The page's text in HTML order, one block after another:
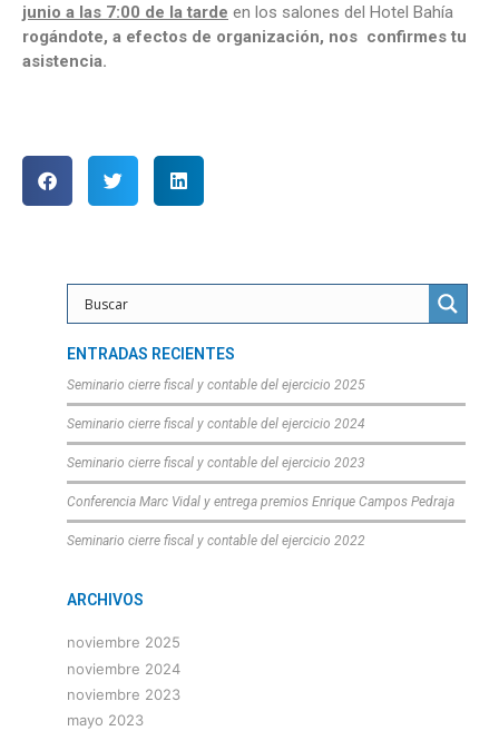
junio a las 7:00 de la tarde en los salones del Hotel Bahía
rogándote, a efectos de organización, nos confirmes tu
asistencia.
ENTRADAS RECIENTES
Seminario cierre fiscal y contable del ejercicio 2025
Seminario cierre fiscal y contable del ejercicio 2024
Seminario cierre fiscal y contable del ejercicio 2023
Conferencia Marc Vidal y entrega premios Enrique Campos Pedraja
Seminario cierre fiscal y contable del ejercicio 2022
ARCHIVOS
noviembre 2025
noviembre 2024
noviembre 2023
mayo 2023